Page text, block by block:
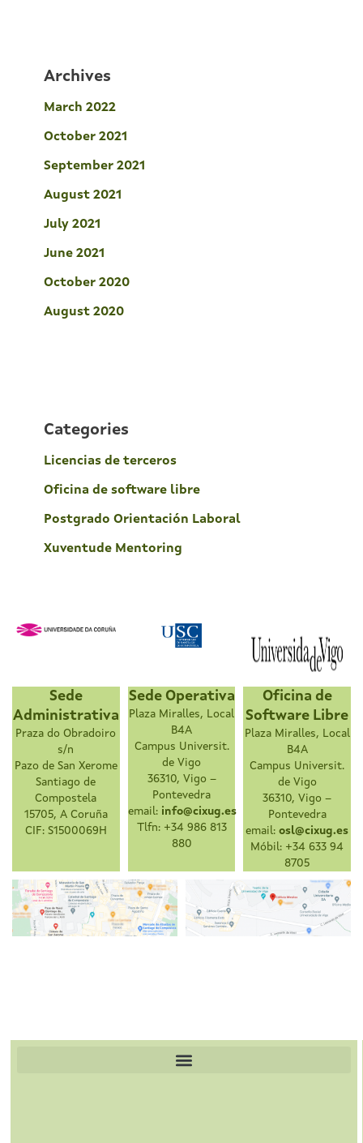
Archives
March 2022
October 2021
September 2021
August 2021
July 2021
June 2021
October 2020
August 2020
Categories
Licencias de terceros
Oficina de software libre
Postgrado Orientación Laboral
Xuventude Mentoring
Sede
Administrativa
Praza do Obradoiro
s/n
Pazo de San Xerome
Santiago de
Compostela
15705, A Coruña
CIF: S1500069H
Sede Operativa
Plaza Miralles, Local
B4A
Campus Universit.
de Vigo
36310, Vigo –
Pontevedra
email: info@cixug.es
Tlfn: +34 986 813
880
Oficina de
Software Libre
Plaza Miralles, Local
B4A
Campus Universit.
de Vigo
36310, Vigo –
Pontevedra
email:osl@cixug.es
Móbil: +34 633 94
8705